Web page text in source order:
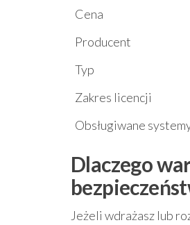
Cena
Producent
Typ
Zakres licencji
Obsługiwane
Dlaczego
Jeżeli wdrażasz lub